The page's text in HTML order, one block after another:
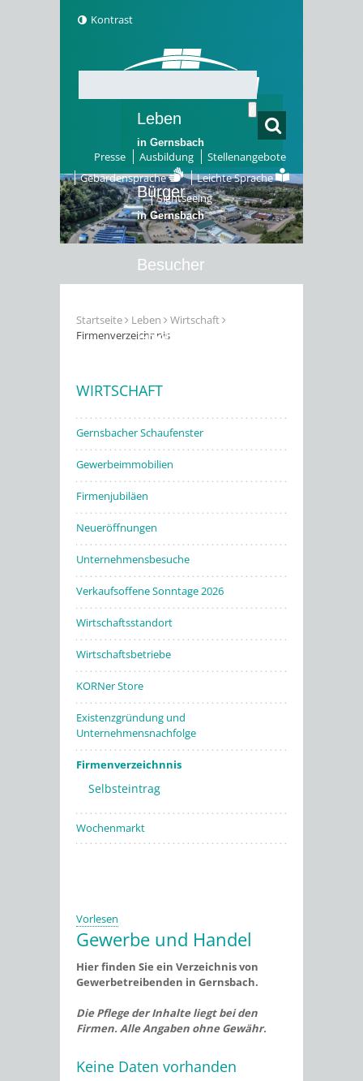
Kontrast
Presse Ausbildung
Stellenangebote
Gebärdensprache
Leichte Sprache
Sightseeing
Leben
in Gernsbach
Bürger
in Gernsbach
Besucher
Erleben
Startseite Leben
Wirtschaft
Firmenverzeichnnis
WIRTSCHAFT
Gernsbacher Schaufenster
Gewerbeimmobilien
Firmenjubiläen
Neueröffnungen
Unternehmensbesuche
Verkaufsoffene Sonntage 2026
Wirtschaftsstandort
Wirtschaftsbetriebe
KORNer Store
Existenzgründung und
Unternehmensnachfolge
Firmenverzeichnnis
Selbsteintrag
Wochenmarkt
Vorlesen
Gewerbe und Handel
Hier finden Sie ein Verzeichnis von
Gewerbetreibenden in Gernsbach.
Die Pflege der Inhalte liegt bei den
Firmen. Alle Angaben ohne Gewähr.
Keine Daten vorhanden